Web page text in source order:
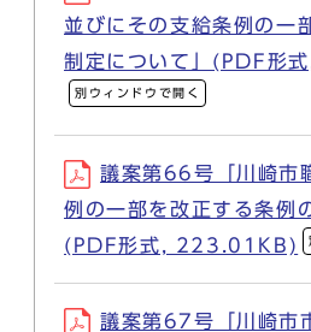
並びにその支給条例の一
制定について」(PDF形
別ウィンドウで開く
議案第66号「川崎市
例の一部を改正する条例
(PDF形式, 223.01KB)
議案第67号「川崎市